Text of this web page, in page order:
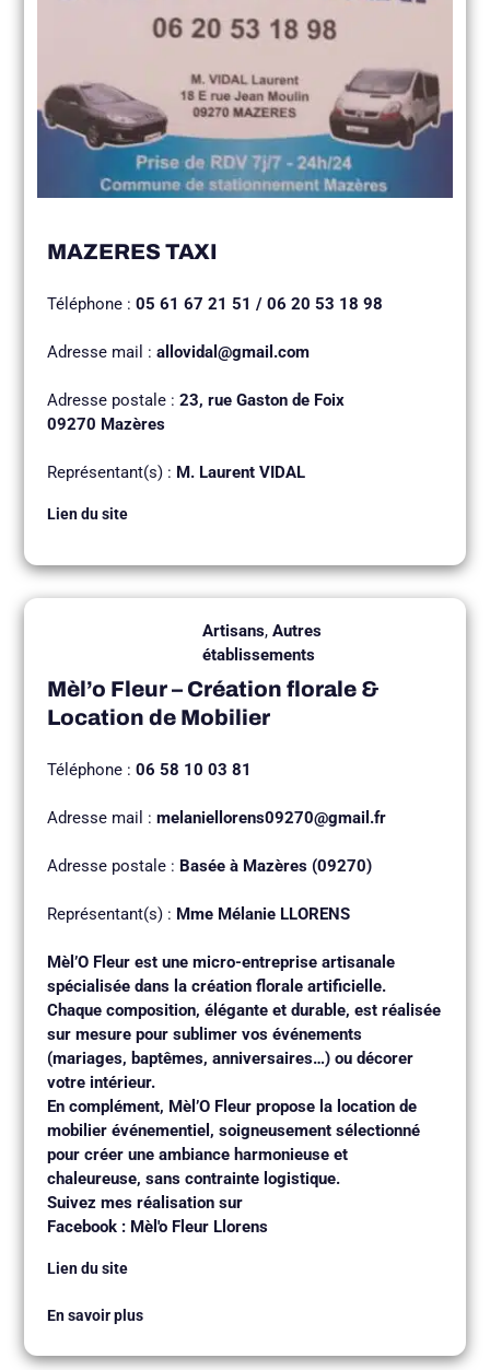
MAZERES TAXI
Téléphone : 05 61 67 21 51 / 06 20 53 18 98
Adresse mail : allovidal@gmail.com
Adresse postale : 23, rue Gaston de Foix
09270 Mazères
Représentant(s) : M. Laurent VIDAL
Lien du site
Artisans,Autres
établissements
Mèl’o Fleur – Création florale &
Location de Mobilier
Téléphone : 06 58 10 03 81
Adresse mail : melaniellorens09270@gmail.fr
Adresse postale : Basée à Mazères (09270)
Représentant(s) : Mme Mélanie LLORENS
Mèl’O Fleur est une micro-entreprise artisanale
spécialisée dans la création florale artificielle.
Chaque composition, élégante et durable, est réalisée
sur mesure pour sublimer vos événements
(mariages, baptêmes, anniversaires…) ou décorer
votre intérieur.
En complément, Mèl’O Fleur propose la location de
mobilier événementiel, soigneusement sélectionné
pour créer une ambiance harmonieuse et
chaleureuse, sans contrainte logistique.
Suivez mes réalisation sur
Facebook : Mèl'o Fleur Llorens
Lien du site
En savoir plus